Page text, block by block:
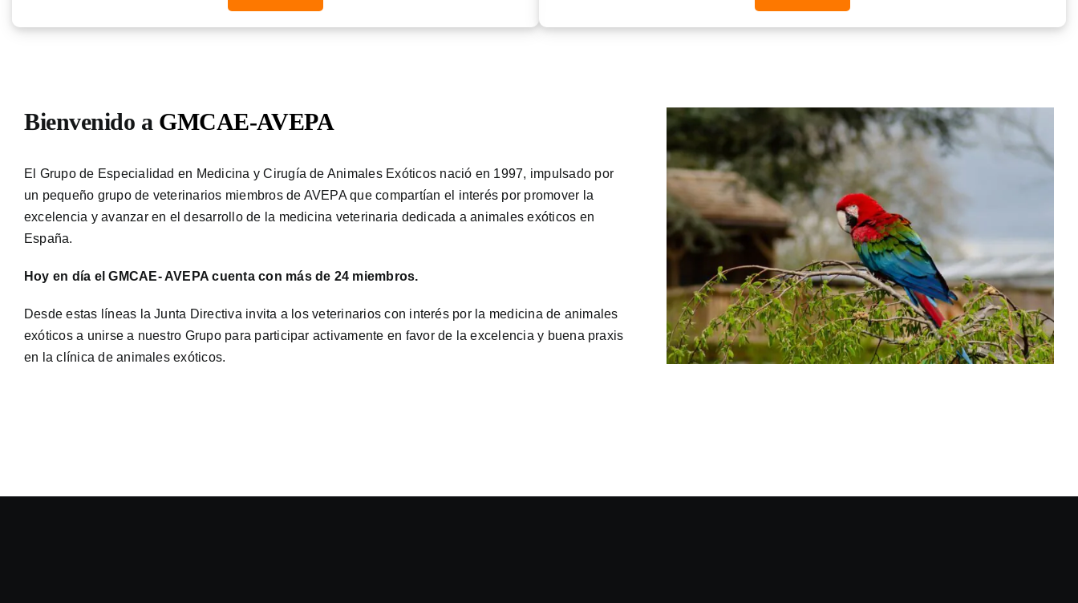
Bienvenido a GMCAE-AVEPA
El Grupo de Especialidad en Medicina y Cirugía de Animales Exóticos nació en 1997, impulsado por
un pequeño grupo de veterinarios miembros de AVEPA que compartían el interés por promover la
excelencia y avanzar en el desarrollo de la medicina veterinaria dedicada a animales exóticos en
España.
Hoy en día el GMCAE- AVEPA cuenta con más de 24 miembros.
Desde estas líneas la Junta Directiva invita a los veterinarios con interés por la medicina de animales
exóticos a unirse a nuestro Grupo para participar activamente en favor de la excelencia y buena praxis
en la clínica de animales exóticos.